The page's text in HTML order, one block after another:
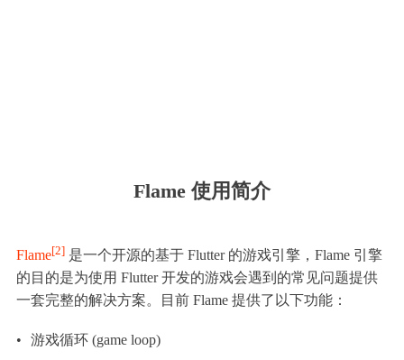
Flame 使用简介
Flame[2] 是一个开源的基于 Flutter 的游戏引擎，Flame 引擎
的目的是为使用 Flutter 开发的游戏会遇到的常见问题提供
一套完整的解决方案。目前 Flame 提供了以下功能：
•
游戏循环 (game loop)